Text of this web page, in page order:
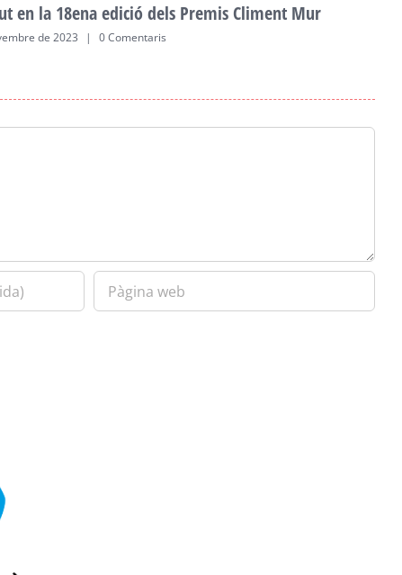
en la 18ena edició dels Premis Climent Mur
de 2023 | 0 Comentaris